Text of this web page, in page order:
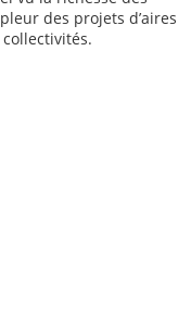
des projets d’aires